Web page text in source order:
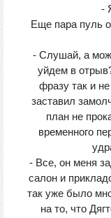
-
Еще пара пуль
- Слушай, а
уйдем в
фразу так и
заставил
план не
временного
- Все, он меня
салон и
так уже было
на то, что